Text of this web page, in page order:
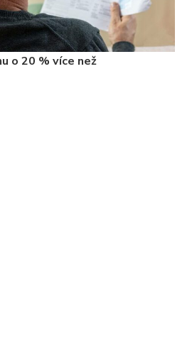
o 20 % více než